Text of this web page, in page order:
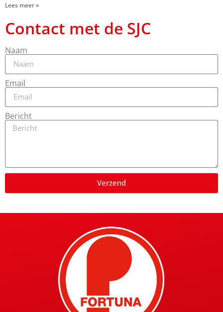
Lees meer »
Contact met de SJC
Naam
Email
Bericht
Verzend